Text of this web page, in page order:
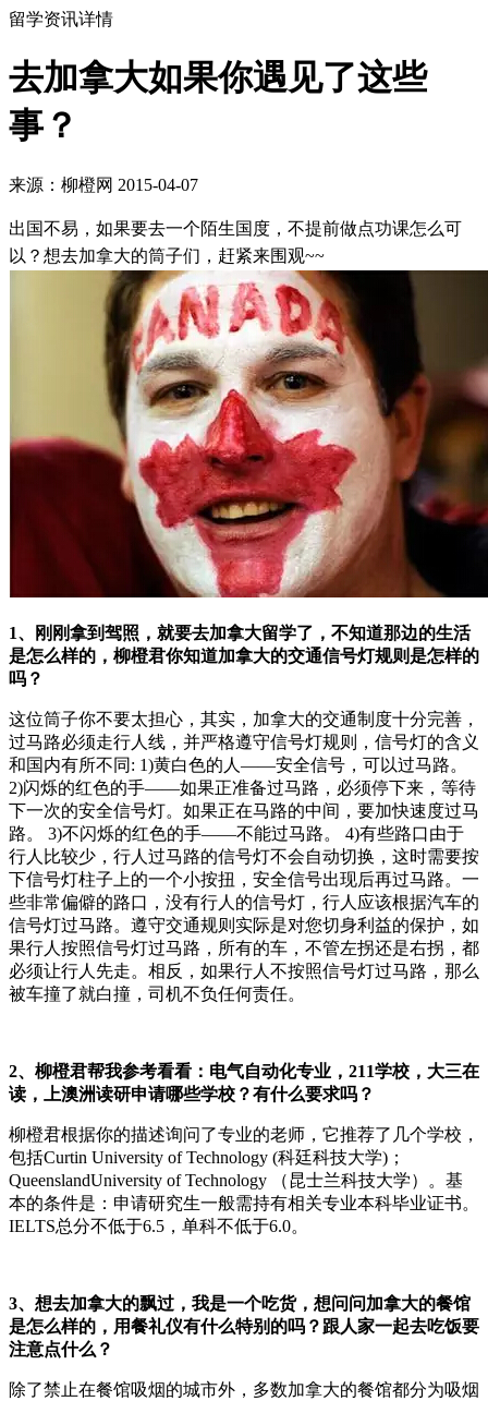
留学资讯详情
去加拿大如果你遇见了这些
事？
来源：柳橙网 2015-04-07
出国不易，如果要去一个陌生国度，不提前做点功课怎么可
以？想去加拿大的筒子们，赶紧来围观~~
1、刚刚拿到驾照，就要去加拿大留学了，不知道那边的生活
是怎么样的，柳橙君你知道加拿大的交通信号灯规则是怎样的
吗？
这位筒子你不要太担心，其实，加拿大的交通制度十分完善，
过马路必须走行人线，并严格遵守信号灯规则，信号灯的含义
和国内有所不同: 1)黄白色的人——安全信号，可以过马路。
2)闪烁的红色的手——如果正准备过马路，必须停下来，等待
下一次的安全信号灯。如果正在马路的中间，要加快速度过马
路。 3)不闪烁的红色的手——不能过马路。 4)有些路口由于
行人比较少，行人过马路的信号灯不会自动切换，这时需要按
下信号灯柱子上的一个小按扭，安全信号出现后再过马路。一
些非常偏僻的路口，没有行人的信号灯，行人应该根据汽车的
信号灯过马路。遵守交通规则实际是对您切身利益的保护，如
果行人按照信号灯过马路，所有的车，不管左拐还是右拐，都
必须让行人先走。相反，如果行人不按照信号灯过马路，那么
被车撞了就白撞，司机不负任何责任。
2、柳橙君帮我参考看看：电气自动化专业，211学校，大三在
读，上澳洲读研申请哪些学校？有什么要求吗？
柳橙君根据你的描述询问了专业的老师，它推荐了几个学校，
包括Curtin University of Technology (科廷科技大学)；
QueenslandUniversity of Technology （昆士兰科技大学）。基
本的条件是：申请研究生一般需持有相关专业本科毕业证书。
IELTS总分不低于6.5，单科不低于6.0。
3、想去加拿大的飘过，我是一个吃货，想问问加拿大的餐馆
是怎么样的，用餐礼仪有什么特别的吗？跟人家一起去吃饭要
注意点什么？
除了禁止在餐馆吸烟的城市外，多数加拿大的餐馆都分为吸烟